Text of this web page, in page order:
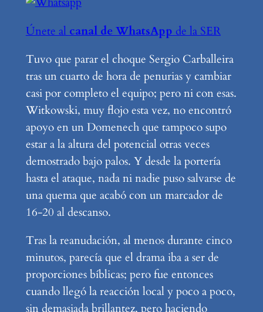
Únete al canal de WhatsApp de la SER
Tuvo que parar el choque Sergio Carballeira
tras un cuarto de hora de penurias y cambiar
casi por completo el equipo; pero ni con esas.
Witkowski, muy flojo esta vez, no encontró
apoyo en un Domenech que tampoco supo
estar a la altura del potencial otras veces
demostrado bajo palos. Y desde la portería
hasta el ataque, nada ni nadie puso salvarse de
una quema que acabó con un marcador de
16-20 al descanso.
Tras la reanudación, al menos durante cinco
minutos, parecía que el drama iba a ser de
proporciones bíblicas; pero fue entonces
cuando llegó la reacción local y poco a poco,
sin demasiada brillantez, pero haciendo